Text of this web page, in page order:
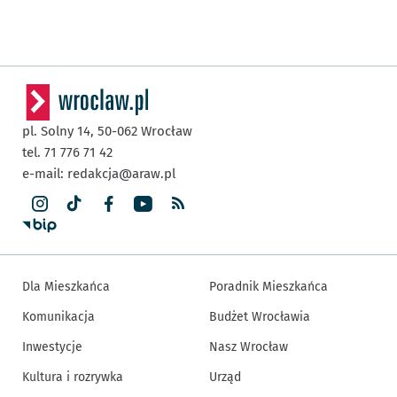
pl. Solny 14, 50-062 Wrocław
tel. 71 776 71 42
e-mail: redakcja@araw.pl
Dla Mieszkańca
Komunikacja
Inwestycje
Kultura i rozrywka
Poradnik Mieszkańca
Budżet Wrocławia
Nasz Wrocław
Urząd